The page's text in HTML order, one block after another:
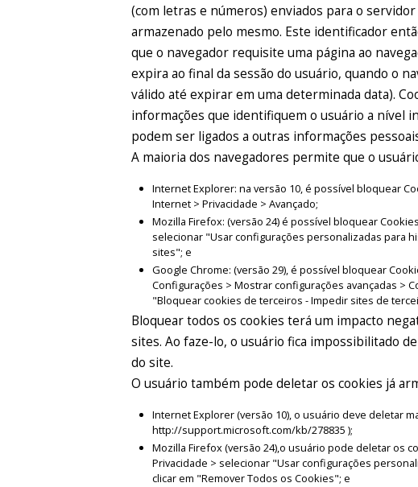
(com letras e números) enviados para o
armazenado pelo mesmo. Este identificador
que o navegador requisite uma página ao
expira ao final da sessão do usuário, quando o
válido até expirar em uma determinada data).
informações que identifiquem o usuário a nível
podem ser ligados a outras informações
A maioria dos navegadores permite que o
Internet Explorer: na versão 10, é possível bloquear
Internet > Privacidade > Avançado;
Mozilla Firefox: (versão 24) é possível bloquear
selecionar "Usar configurações personalizadas para
sites"; e
Google Chrome: (versão 29), é possível bloquear
Configurações > Mostrar configurações avançadas >
"Bloquear cookies de terceiros - Impedir sites de
Bloquear todos os cookies terá um impacto
sites. Ao faze-lo, o usuário fica impossibilitado
do site.
O usuário também pode deletar os cookies já
Internet Explorer (versão 10), o usuário deve deletar
http://support.microsoft.com/kb/278835 );
Mozilla Firefox (versão 24),o usuário pode deletar os
Privacidade > selecionar "Usar configurações
clicar em "Remover Todos os Cookies"; e